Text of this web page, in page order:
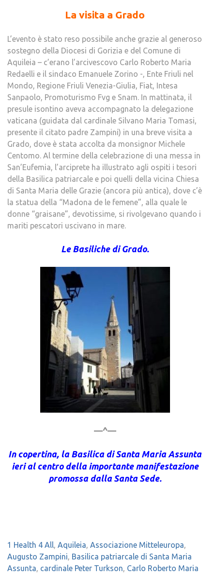
La visita a Grado
L’evento è stato reso possibile anche grazie al generoso
sostegno della Diocesi di Gorizia e del Comune di
Aquileia – c’erano l’arcivescovo Carlo Roberto Maria
Redaelli e il sindaco Emanuele Zorino -, Ente Friuli nel
Mondo, Regione Friuli Venezia-Giulia, Fiat, Intesa
Sanpaolo, Promoturismo Fvg e Snam. In mattinata, il
presule isontino aveva accompagnato la delegazione
vaticana (guidata dal cardinale Silvano Maria Tomasi,
presente il citato padre Zampini) in una breve visita a
Grado, dove è stata accolta da monsignor Michele
Centomo. Al termine della celebrazione di una messa in
San’Eufemia, l’arciprete ha illustrato agli ospiti i tesori
della Basilica patriarcale e poi quelli della vicina Chiesa
di Santa Maria delle Grazie (ancora più antica), dove c’è
la statua della “Madona de le femene”, alla quale le
donne “graisane”, devotissime, si rivolgevano quando i
mariti pescatori uscivano in mare.
Le Basiliche di Grado.
—^—
In copertina, la Basilica di Santa Maria Assunta
ieri al centro della importante manifestazione
promossa dalla Santa Sede.
1 Health 4 All, Aquileia, Associazione Mitteleuropa,
Augusto Zampini, Basilica patriarcale di Santa Maria
Assunta, cardinale Peter Turkson, Carlo Roberto Maria